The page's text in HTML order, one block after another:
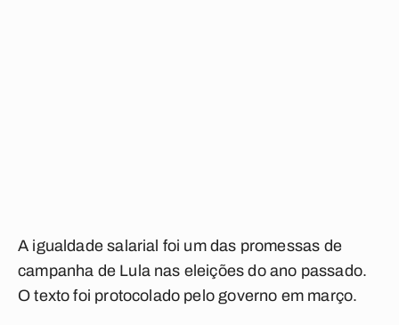
A igualdade salarial foi um das promessas de
campanha de Lula nas eleições do ano passado.
O texto foi protocolado pelo governo em março.